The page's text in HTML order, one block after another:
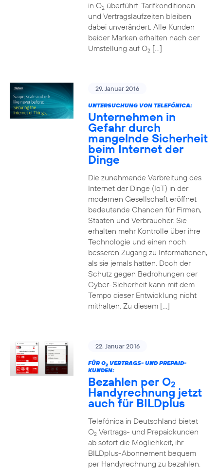
in O2überführt. Tarifkonditionen
und Vertragslaufzeiten bleiben
dabei unverändert. Alle Kunden
beider Marken erhalten nach der
Umstellung auf O2[…]
29. Januar 2016
UNTERSUCHUNG VON TELEFÓNICA:
Unternehmen in
Gefahr durch
mangelnde Sicherheit
beim Internet der
Dinge
Die zunehmende Verbreitung des
Internet der Dinge (IoT) in der
modernen Gesellschaft eröffnet
bedeutende Chancen für Firmen,
Staaten und Verbraucher. Sie
erhalten mehr Kontrolle über ihre
Technologie und einen noch
besseren Zugang zu Informationen,
als sie jemals hatten. Doch der
Schutz gegen Bedrohungen der
Cyber-Sicherheit kann mit dem
Tempo dieser Entwicklung nicht
mithalten. Zu diesem […]
22. Januar 2016
FÜR O2VERTRAGS- UND PREPAID-
KUNDEN:
Bezahlen per O2
Handyrechnung jetzt
auch für BILDplus
Telefónica in Deutschland bietet
O2Vertrags- und Prepaidkunden
ab sofort die Möglichkeit, ihr
BILDplus-Abonnement bequem
per Handyrechnung zu bezahlen.